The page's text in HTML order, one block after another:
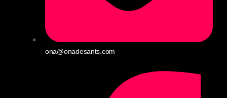
ona@onadesants.com